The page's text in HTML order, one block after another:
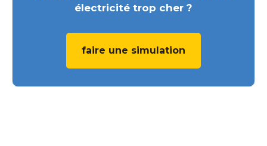
électricité trop cher ?
faire une simulation